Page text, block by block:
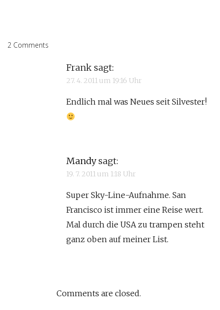
2 Comments
Frank sagt:
27. 4. 2011 um 19:16 Uhr
Endlich mal was Neues seit Silvester!
Mandy sagt:
19. 7. 2011 um 1:18 Uhr
Super Sky-Line-Aufnahme. San
Francisco ist immer eine Reise wert.
Mal durch die USA zu trampen steht
ganz oben auf meiner List.
Comments are closed.